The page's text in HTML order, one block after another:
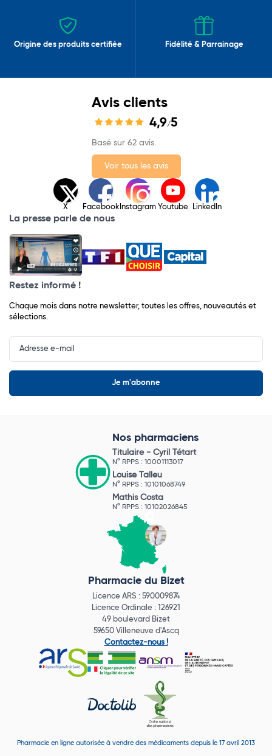
Origine des produits certifiée Fidélité & Parrainage
Avis clients
4,9/5
Basé sur 62 avis.
Voir tous les avis
X Facebook Instagram Youtube LinkedIn
La presse parle de nous
Restez informé !
Chaque mois dans notre newsletter, toutes les offres, nouveautés et
sélections.
Input
Newsletter
Nos pharmaciens
Titulaire - Cyril Tétart
N° RPPS : 10001113017
Louise Talleu
N° RPPS : 10101068749
Mathis Costa
N° RPPS : 10102026845
Pharmacie du Bizet
Licence ARS : 590009874
Licence Ordinale : 126921
49 boulevard Bizet
59650 Villeneuve d'Ascq
Contactez-nous !
Pharmacie en ligne autorisée à vendre des médicaments depuis le 17 avril 2013